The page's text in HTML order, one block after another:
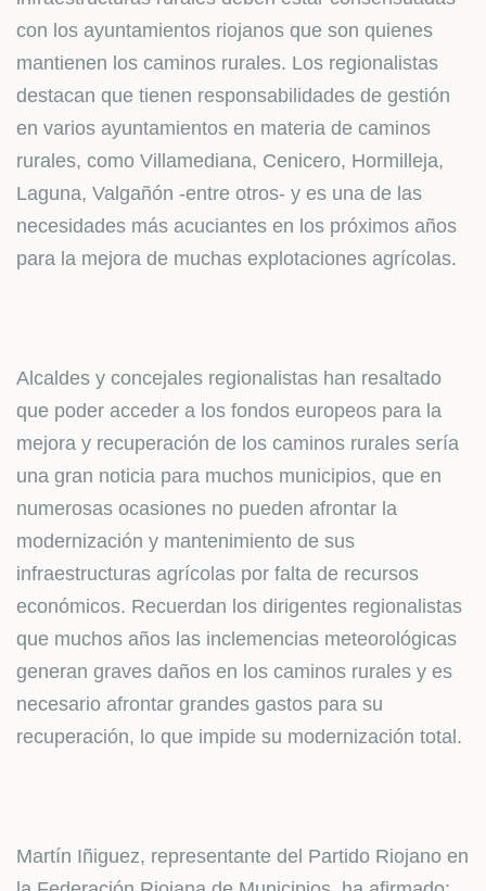
con los ayuntamientos riojanos que son quienes
mantienen los caminos rurales. Los regionalistas
destacan que tienen responsabilidades de gestión
en varios ayuntamientos en materia de caminos
rurales, como Villamediana, Cenicero, Hormilleja,
Laguna, Valgañón -entre otros- y es una de las
necesidades más acuciantes en los próximos años
para la mejora de muchas explotaciones agrícolas.
Alcaldes y concejales regionalistas han resaltado
que poder acceder a los fondos europeos para la
mejora y recuperación de los caminos rurales sería
una gran noticia para muchos municipios, que en
numerosas ocasiones no pueden afrontar la
modernización y mantenimiento de sus
infraestructuras agrícolas por falta de recursos
económicos. Recuerdan los dirigentes regionalistas
que muchos años las inclemencias meteorológicas
generan graves daños en los caminos rurales y es
necesario afrontar grandes gastos para su
recuperación, lo que impide su modernización total.
Martín Iñiguez, representante del Partido Riojano en